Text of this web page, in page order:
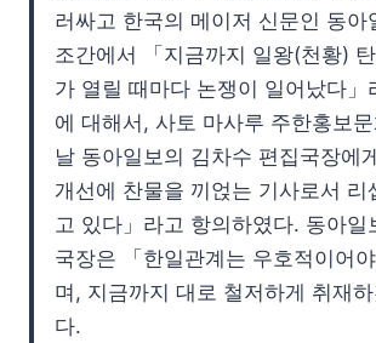
러싸고 한국의 메이저 신문인 동
조간에서 「지금까지 일왕(천황)
가 열릴 때마다 논쟁이 일어났다」
에 대해서, 사토 마사루 주한홍보
날 동아일보의 김차수 편집국장에
개선에 찬물을 끼얹는 기사로서 리
고 있다」라고 항의하였다. 동아일
국장은 「한일관계는 우호적이어
며, 지금까지 대로 철저하게 취재
다.